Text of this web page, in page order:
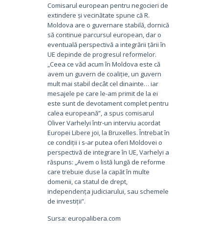
Comisarul european pentru negocieri de
extindere și vecinătate spune că R.
Moldova are o guvernare stabilă, dornică
să continue parcursul european, dar o
eventuală perspectivă a integrării țării în
UE depinde de progresul reformelor.
„Ceea ce văd acum în Moldova este că
avem un guvern de coaliție, un guvern
mult mai stabil decât cel dinainte… iar
mesajele pe care le-am primit de la ei
este sunt de devotament complet pentru
calea europeană”, a spus comisarul
Oliver Varhelyi într-un interviu acordat
Europei Libere joi, la Bruxelles. Întrebat în
ce condiții i s-ar putea oferi Moldovei o
perspectivă de integrare în UE, Varhelyi a
răspuns: „Avem o listă lungă de reforme
care trebuie duse la capăt în multe
domenii, ca statul de drept,
independența judiciarului, sau schemele
de investiții”.
Sursa: europalibera.com